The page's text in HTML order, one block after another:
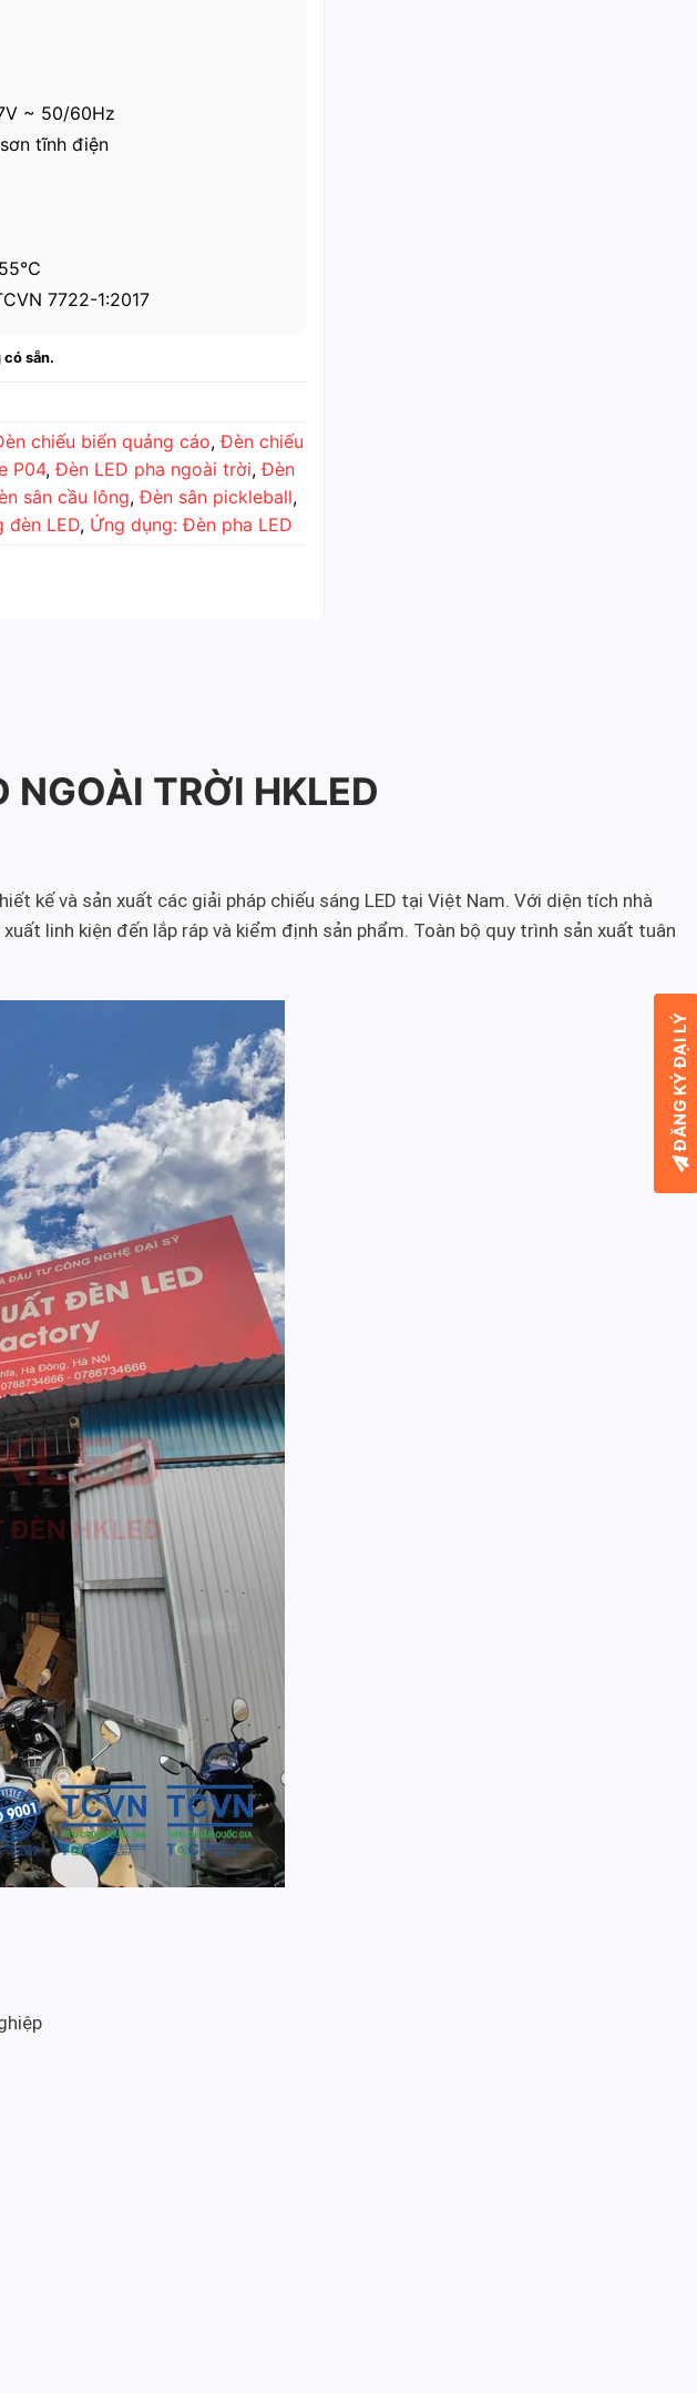
~ 50/60Hz
tĩnh điện
55℃
7722-1:2017
có sẵn.
chiếu biển quảng cáo,Đèn chiếu
P04,Đèn LED pha ngoài trời,Đèn
sân cầu lông,Đèn sân pickleball,
đèn LED, Ứng dụng: Đèn pha LED
TRỜI HKLED
kế và sản xuất các giải pháp chiếu sáng LED tại Việt Nam. Với diện tích nhà
linh kiện đến lắp ráp và kiểm định sản phẩm. Toàn bộ quy trình sản xuất tuân
ĐĂNG KÝ ĐẠI LÝ